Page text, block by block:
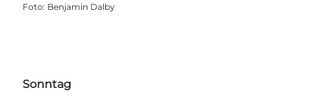
Foto: Benjamin Dalby
Sonntag